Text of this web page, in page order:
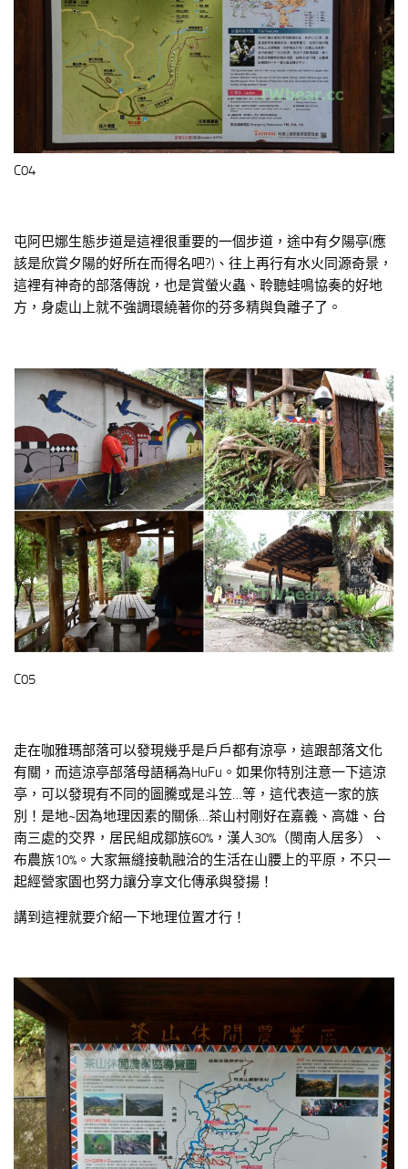
C04
屯阿巴娜生態步道是這裡很重要的一個步道，途中有夕陽亭(應
該是欣賞夕陽的好所在而得名吧?)、往上再行有水火同源奇景，
這裡有神奇的部落傳說，也是賞螢火蟲、聆聽蛙鳴協奏的好地
方，身處山上就不強調環繞著你的芬多精與負離子了。
C05
走在咖雅瑪部落可以發現幾乎是戶戶都有涼亭，這跟部落文化
有關，而這涼亭部落母語稱為HuFu。如果你特別注意一下這涼
亭，可以發現有不同的圖騰或是斗笠…等，這代表這一家的族
別！是地~因為地理因素的關係…茶山村剛好在嘉義、高雄、台
南三處的交界，居民組成鄒族60%，漢人30%（閩南人居多）、
布農族10%。大家無縫接軌融洽的生活在山腰上的平原，不只一
起經營家園也努力讓分享文化傳承與發揚！
講到這裡就要介紹一下地理位置才行！